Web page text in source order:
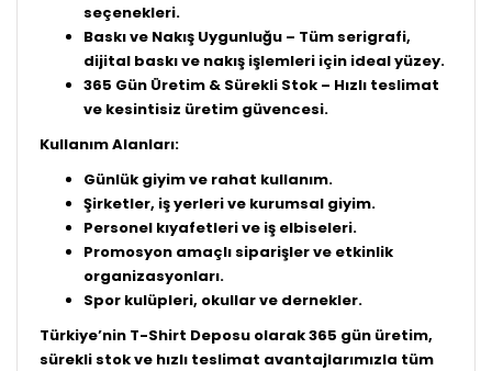
seçenekleri.
Baskı ve Nakış Uygunluğu – Tüm serigrafi,
dijital baskı ve nakış işlemleri için ideal yüzey.
365 Gün Üretim & Sürekli Stok – Hızlı teslimat
ve kesintisiz üretim güvencesi.
Kullanım Alanları:
Günlük giyim ve rahat kullanım.
Şirketler, iş yerleri ve kurumsal giyim.
Personel kıyafetleri ve iş elbiseleri.
Promosyon amaçlı siparişler ve etkinlik
organizasyonları.
Spor kulüpleri, okullar ve dernekler.
Türkiye’nin T-Shirt Deposu olarak 365 gün üretim,
sürekli stok ve hızlı teslimat avantajlarımızla tüm